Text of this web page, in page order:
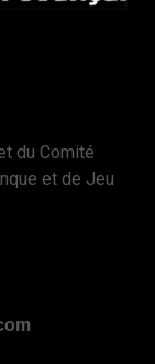
du Comité
et de Jeu